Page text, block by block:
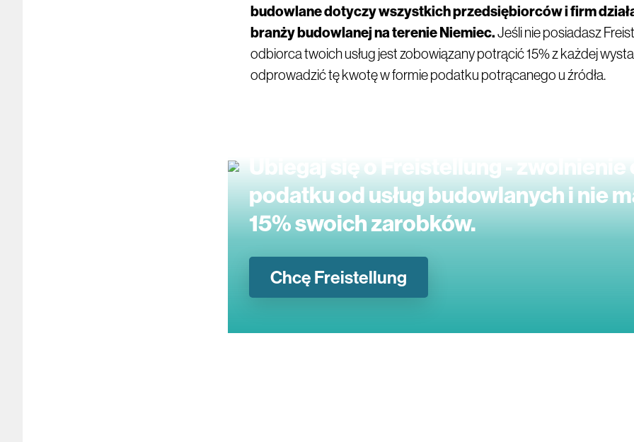
budowlane dotyczy wszystkich przedsiębiorców i firm
branży budowlanej na terenie Niemiec.Jeśli nie posiadasz
odbiorca twoich usług jest zobowiązany potrącić 15% z każdej
odprowadzić tę kwotę w formie podatku potrącanego u źródła.
Ubiegaj się o Freistellung - zwolnienie
podatku od usług budowlanych i nie
15% swoich zarobków.
Chcę Freistellung